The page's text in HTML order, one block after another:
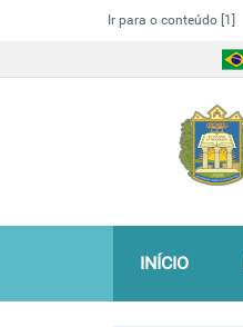
Ir para o conteúdo [1]
INÍCIO